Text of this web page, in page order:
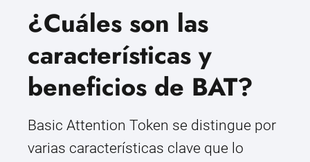
¿Cuáles son las
características y
beneficios de BAT?
Basic Attention Token se distingue por
varias características clave que lo